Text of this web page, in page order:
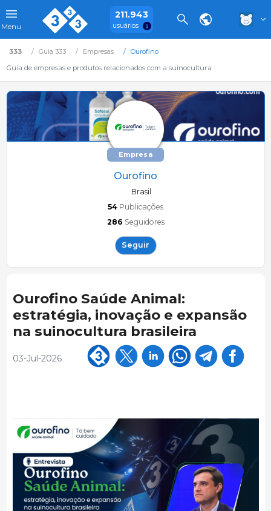
Menu
211.943
usuários
333 Guia 333 Empresas
Ourofino
Guia de empresas e produtos relacionados com a suinocultura
Empresa
Ourofino
Brasil
54 Publicações
286 Seguidores
Seguir
Ourofino Saúde Animal:
estratégia, inovação e expansão
na suinocultura brasileira
03-Jul-2026